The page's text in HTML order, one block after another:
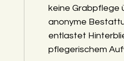
keine Grabpflege
anonyme
entlastet
pflegerischem